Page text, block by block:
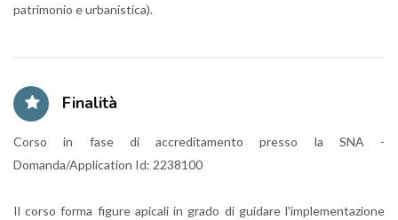
patrimonio e urbanistica).
Finalità
Corso in fase di accreditamento presso la SNA -
Domanda/Application Id: 2238100
Il corso forma figure apicali in grado di guidare l'implementazione